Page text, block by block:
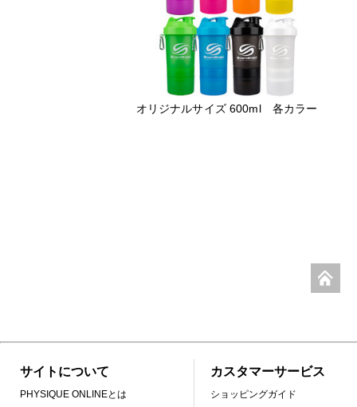
オリジナルサイズ 600ml 各カラー
サイトについて
PHYSIQUE ONLINEとは
カスタマーサービス
ショッピングガイド